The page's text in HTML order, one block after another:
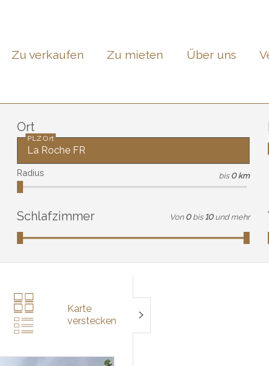
Zu verkaufen Zu mieten Über uns
Ort
PLZ Ort
Radius bis 0 km
Schlafzimmer Von 0 bis 10 und mehr
Karte
verstecken